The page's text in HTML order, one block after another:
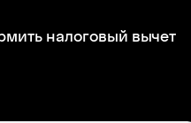
налоговый вычет